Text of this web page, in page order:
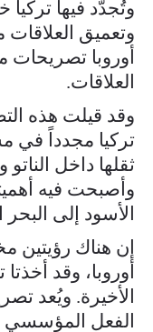
وتُجدّد فيها تركيا
وتعميق
أوروبا
العلاقات.
وقد قيلت هذه
تركيا مجدداً في
ثقلها داخل الناتو
وأصبحت فيه
الأسود إلى
إن هناك رؤيتين
أوروبا، وقد
الأخيرة. ويُعد
الفعل المؤسسي